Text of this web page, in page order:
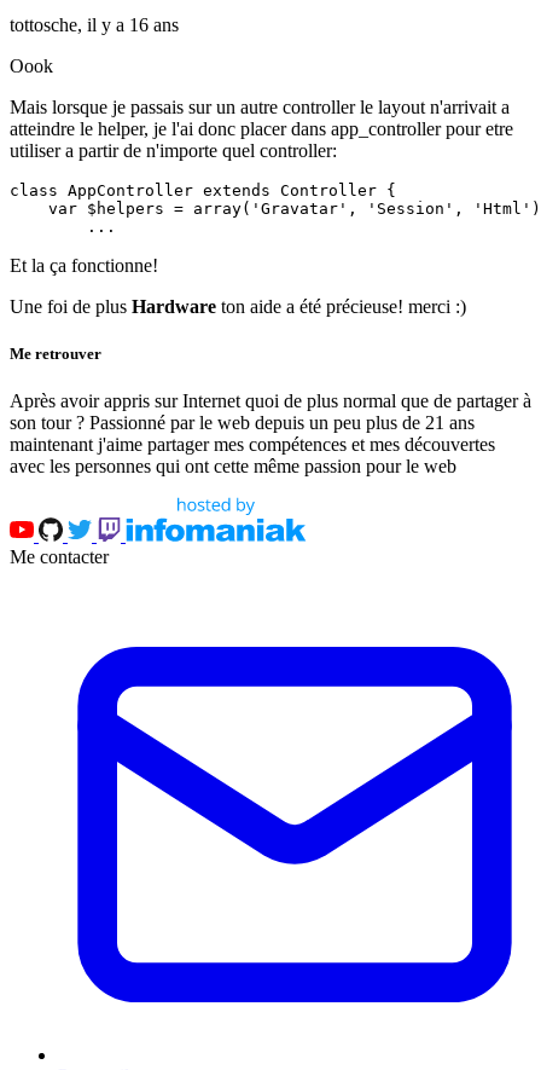
tottosche, il y a 16 ans
Oook
Mais lorsque je passais sur un autre controller le layout n'arrivait a
atteindre le helper, je l'ai donc placer dans app_controller pour etre
utiliser a partir de n'importe quel controller:
class AppController extends Controller {
var $helpers = array('Gravatar', 'Session',
        ...
Et la ça fonctionne!
Une foi de plus Hardware ton aide a été précieuse! merci :)
Me retrouver
Après avoir appris sur Internet quoi de plus normal que de partager à
son tour ? Passionné par le web depuis un peu plus de 21 ans
maintenant j'aime partager mes compétences et mes découvertes
avec les personnes qui ont cette même passion pour le web
Me contacter